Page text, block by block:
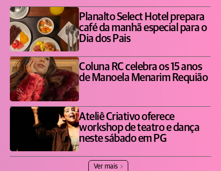
Planalto Select Hotel prepara
café da manhã especial para o
Dia dos Pais
Coluna RC celebra os 15 anos
de Manoela Menarim Requião
Ateliê Criativo oferece
workshop de teatro e dança
neste sábado em PG
Ver mais